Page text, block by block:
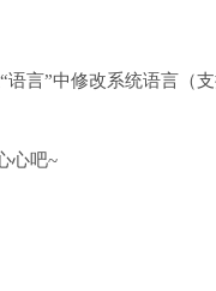
言”中修改系统语言（
心吧~